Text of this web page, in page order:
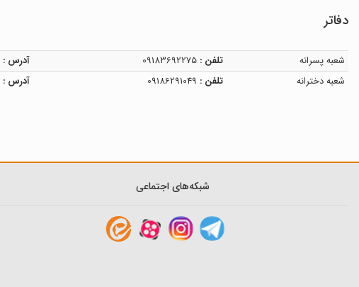
دفاتر
شعبه پسرانه تلفن : 09183692275 آدرس :
شعبه دخترانه
تلفن : 09186291049 آدرس :
شبکه‌های اجتماعی